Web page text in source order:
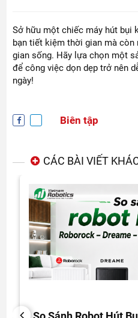
Sở hữu một chiếc máy hút bụi
bạn tiết kiệm thời gian mà
gian sống. Hãy lựa chọn một
để công việc dọn dẹp trở nên
ngày!
Biên tập
CÁC BÀI VIẾT
PREVIOUS